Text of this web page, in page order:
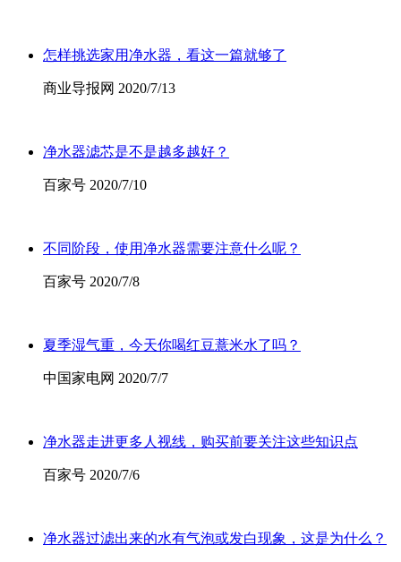
怎样挑选家用净水器，看这一篇就够了
商业导报网 2020/7/13
净水器滤芯是不是越多越好？
百家号 2020/7/10
不同阶段，使用净水器需要注意什么呢？
百家号 2020/7/8
夏季湿气重，今天你喝红豆薏米水了吗？
中国家电网 2020/7/7
净水器走进更多人视线，购买前要关注这些知识点
百家号 2020/7/6
净水器过滤出来的水有气泡或发白现象，这是为什么？